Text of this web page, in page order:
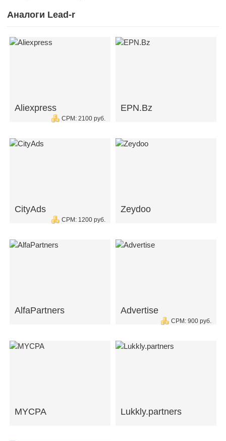
Аналоги Lead-r
Aliexpress
CPM: 2100 руб.
EPN.Bz
CityAds
CPM: 1200 руб.
Zeydoo
AlfaPartners Advertise
CPM: 900 руб.
MYCPA Lukkly.partners